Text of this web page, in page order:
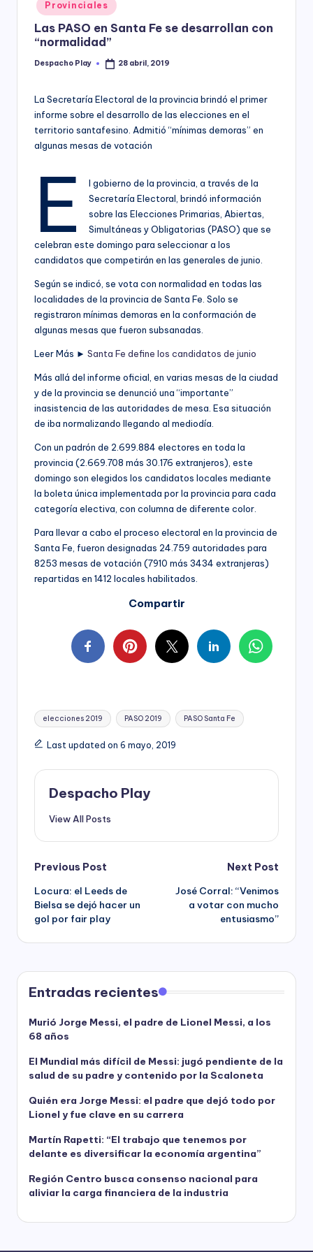
y
in
Provinciales
Las PASO en Santa Fe se desarrollan con
“normalidad”
Posted
Despacho Play 28 abril, 2019
La Secretaría Electoral de la provincia brindó el primer
informe sobre el desarrollo de las elecciones en el
territorio santafesino. Admitió “mínimas demoras” en
algunas mesas de votación
E
l gobierno de la provincia, a través de la
Secretaría Electoral, brindó información
sobre las Elecciones Primarias, Abiertas,
Simultáneas y Obligatorias (PASO) que se
celebran este domingo para seleccionar a los
candidatos que competirán en las generales de junio.
Según se indicó, se vota con normalidad en todas las
localidades de la provincia de Santa Fe. Solo se
registraron mínimas demoras en la conformación de
algunas mesas que fueron subsanadas.
Leer Más ► Santa Fe define los candidatos de junio
Más allá del informe oficial, en varias mesas de la ciudad
y de la provincia se denunció una “importante”
inasistencia de las autoridades de mesa. Esa situación
de iba normalizando llegando al mediodía.
Con un padrón de 2.699.884 electores en toda la
provincia (2.669.708 más 30.176 extranjeros), este
domingo son elegidos los candidatos locales mediante
la boleta única implementada por la provincia para cada
categoría electiva, con columna de diferente color.
Para llevar a cabo el proceso electoral en la provincia de
Santa Fe, fueron designadas 24.759 autoridades para
8253 mesas de votación (7910 más 3434 extranjeras)
repartidas en 1412 locales habilitados.
Compartir
Tags:
elecciones 2019 PASO 2019 PASO Santa Fe
Last updated on 6 mayo, 2019
Despacho Play
View All Posts
Post
navigation
Previous Post
Locura: el Leeds de
Bielsa se dejó hacer un
gol por fair play
Next Post
José Corral: “Venimos
a votar con mucho
entusiasmo”
Entradas recientes
Murió Jorge Messi, el padre de Lionel Messi, a los
68 años
El Mundial más difícil de Messi: jugó pendiente de la
salud de su padre y contenido por la Scaloneta
Quién era Jorge Messi: el padre que dejó todo por
Lionel y fue clave en su carrera
Martín Rapetti: “El trabajo que tenemos por
delante es diversificar la economía argentina”
Región Centro busca consenso nacional para
aliviar la carga financiera de la industria